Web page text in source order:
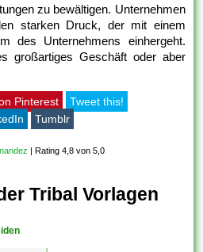
zu bewältigen. Unternehmen
starken Druck, der mit einem
des Unternehmens einhergeht.
großartiges Geschäft oder aber
Pinterest
Tweet this!
Tumblr
|Rating 4,8 von 5,0
Tribal Vorlagen